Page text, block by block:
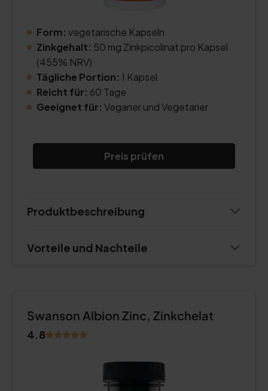
Form: vegetarische Kapseln
Zinkgehalt: 50 mg Zinkpicolinat pro Kapsel
(455% NRV)
Tägliche Portion: 1 Kapsel
Reicht für: 60 Tage
Geeignet für: Veganer und Vegetarier
Preis prüfen
Produktbeschreibung
Vorteile und Nachteile
Swanson Albion Zinc, Zinkchelat
4.8